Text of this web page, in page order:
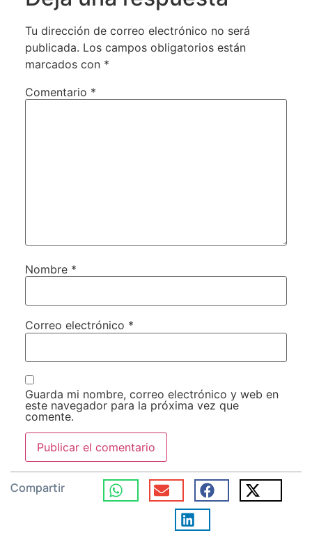
Tu dirección de correo electrónico no será
publicada. Los campos obligatorios están
marcados con *
Comentario *
Nombre *
Correo electrónico *
Guarda mi nombre, correo electrónico y web en
este navegador para la próxima vez que
comente.
Compartir